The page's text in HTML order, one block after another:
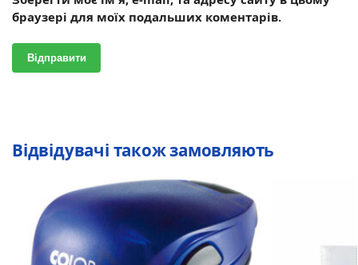
браузері для моїх подальших коментарів.
Відвідувачі також замовляють